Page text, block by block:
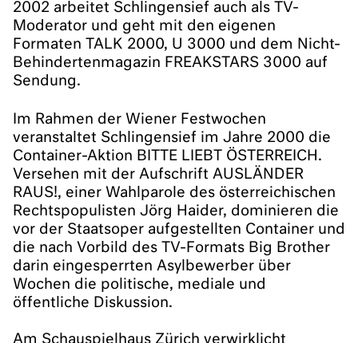
2002 arbeitet Schlingensief auch als TV-
Moderator und geht mit den eigenen
Formaten TALK 2000, U 3000 und dem Nicht-
Behindertenmagazin FREAKSTARS 3000 auf
Sendung.
Im Rahmen der Wiener Festwochen
veranstaltet Schlingensief im Jahre 2000 die
Container-Aktion BITTE LIEBT ÖSTERREICH.
Versehen mit der Aufschrift AUSLÄNDER
RAUS!, einer Wahlparole des österreichischen
Rechtspopulisten Jörg Haider, dominieren die
vor der Staatsoper aufgestellten Container und
die nach Vorbild des TV-Formats Big Brother
darin eingesperrten Asylbewerber über
Wochen die politische, mediale und
öffentliche Diskussion.
Am Schauspielhaus Zürich verwirklicht